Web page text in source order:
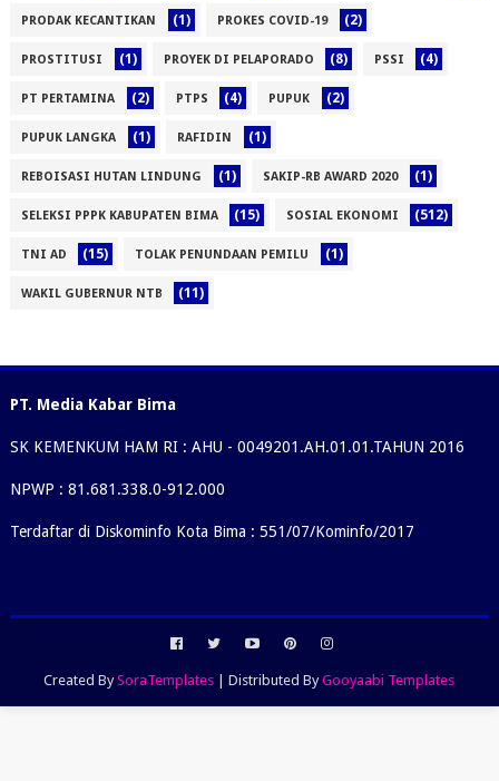
PRODAK KECANTIKAN (1) PROKES COVID-19 (2)
PROSTITUSI (1) PROYEK DI PELAPORADO (8) PSSI (4)
PT PERTAMINA (2) PTPS (4) PUPUK (2)
PUPUK LANGKA (1) RAFIDIN (1)
REBOISASI HUTAN LINDUNG (1) SAKIP-RB AWARD 2020 (1)
SELEKSI PPPK KABUPATEN BIMA (15) SOSIAL EKONOMI (512)
TNI AD (15) TOLAK PENUNDAAN PEMILU (1)
WAKIL GUBERNUR NTB (11)
PT. Media Kabar Bima
SK KEMENKUM HAM RI : AHU - 0049201.AH.01.01.TAHUN 2016
NPWP : 81.681.338.0-912.000
Terdaftar di Diskominfo Kota Bima : 551/07/Kominfo/2017
Created BySoraTemplates | Distributed ByGooyaabi Templates